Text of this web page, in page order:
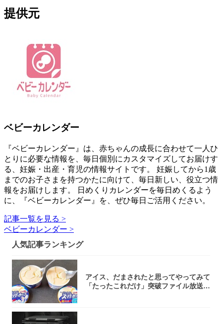
提供元
ベビーカレンダー
『ベビーカレンダー』は、赤ちゃんの成長に合わせて一人ひ
とりに必要な情報を、毎日個別にカスタマイズしてお届けす
る、妊娠・出産・育児の情報サイトです。 妊娠してから1歳
までのお子さまを持つかたに向けて、毎日新しい、役立つ情
報をお届けします。 日めくりカレンダーを毎日めくるよう
に、『ベビーカレンダー』を、ぜひ毎日ご活用ください。
記事一覧を見る >
ベビーカレンダー >
人気記事ランキング
アイス、だまされたと思ってやってみて
「たったこれだけ」突破ファイル放送で